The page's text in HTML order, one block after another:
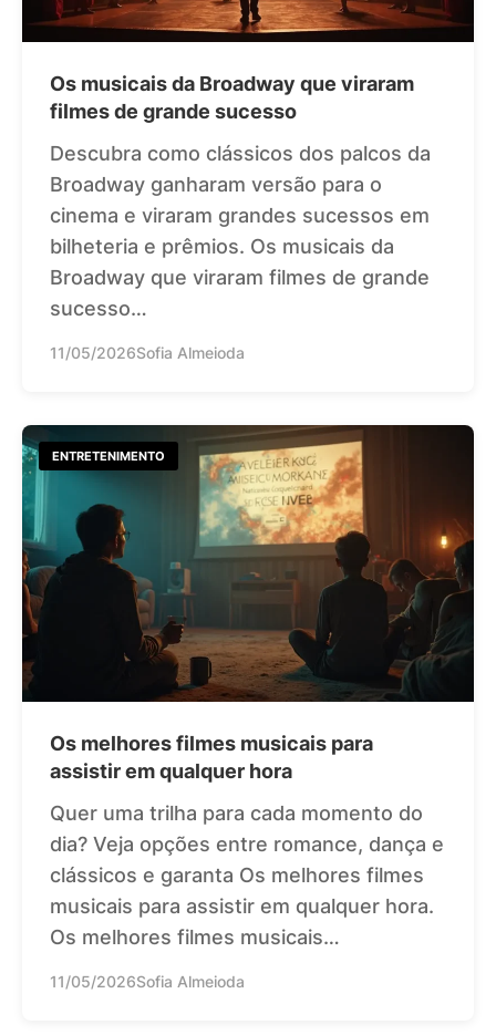
Os musicais da Broadway que viraram
filmes de grande sucesso
Descubra como clássicos dos palcos da
Broadway ganharam versão para o
cinema e viraram grandes sucessos em
bilheteria e prêmios. Os musicais da
Broadway que viraram filmes de grande
sucesso…
11/05/2026Sofia Almeioda
ENTRETENIMENTO
Os melhores filmes musicais para
assistir em qualquer hora
Quer uma trilha para cada momento do
dia? Veja opções entre romance, dança e
clássicos e garanta Os melhores filmes
musicais para assistir em qualquer hora.
Os melhores filmes musicais…
11/05/2026Sofia Almeioda